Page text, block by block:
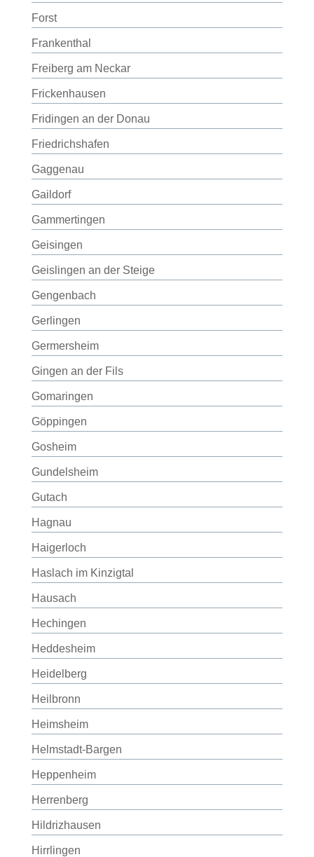
Forst
Frankenthal
Freiberg am Neckar
Frickenhausen
Fridingen an der Donau
Friedrichshafen
Gaggenau
Gaildorf
Gammertingen
Geisingen
Geislingen an der Steige
Gengenbach
Gerlingen
Germersheim
Gingen an der Fils
Gomaringen
Göppingen
Gosheim
Gundelsheim
Gutach
Hagnau
Haigerloch
Haslach im Kinzigtal
Hausach
Hechingen
Heddesheim
Heidelberg
Heilbronn
Heimsheim
Helmstadt-Bargen
Heppenheim
Herrenberg
Hildrizhausen
Hirrlingen